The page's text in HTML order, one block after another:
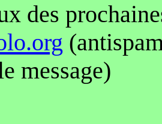
des
message)